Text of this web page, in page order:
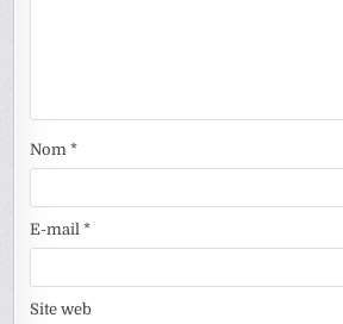
Nom*
E-mail*
Site web